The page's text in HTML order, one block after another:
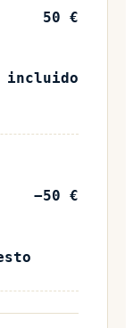
50 €
incluido
−50 €